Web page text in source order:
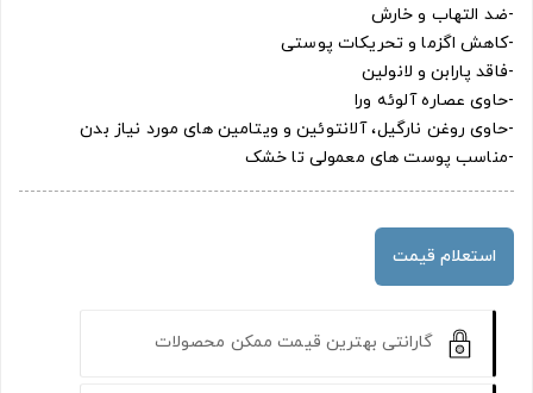
-ضد التهاب و خارش
-کاهش اگزما و تحریکات پوستی
-فاقد پارابن و لانولین
-حاوی عصاره آلوئه ورا
-حاوی روغن نارگیل، آلانتوئین و ویتامین های مورد نیاز بدن
-مناسب پوست های معمولی تا خشک
استعلام قیمت
گارانتی بهترین قیمت ممکن محصولات